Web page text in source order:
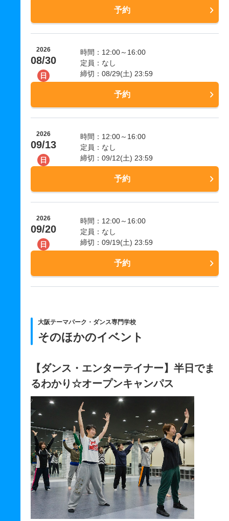
予約
2026
08/30
日
時間：12:00～16:00
定員：なし
締切：08/29(土) 23:59
予約
2026
09/13
日
時間：12:00～16:00
定員：なし
締切：09/12(土) 23:59
予約
2026
09/20
日
時間：12:00～16:00
定員：なし
締切：09/19(土) 23:59
予約
大阪テーマパーク・ダンス専門学校
そのほかのイベント
【ダンス・エンターテイナー】半日でま
るわかり☆オープンキャンパス